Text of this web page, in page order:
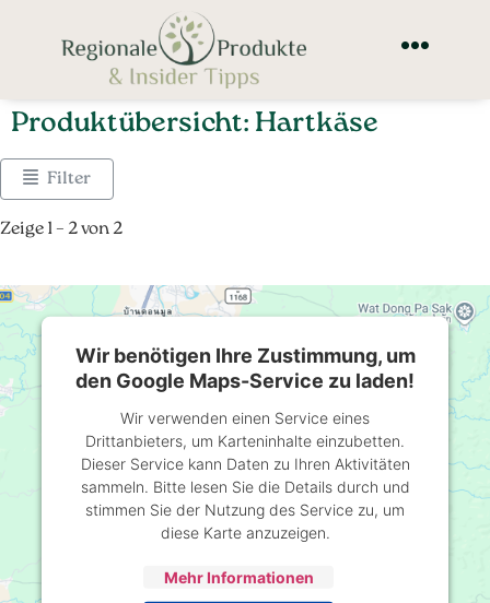
Produktübersicht: Hartkäse
Filter
Zeige 1 – 2 von 2
Wir benötigen Ihre Zustimmung, um
den Google Maps-Service zu laden!
Wir verwenden einen Service eines
Drittanbieters, um Karteninhalte einzubetten.
Dieser Service kann Daten zu Ihren Aktivitäten
sammeln. Bitte lesen Sie die Details durch und
stimmen Sie der Nutzung des Service zu, um
diese Karte anzuzeigen.
Mehr Informationen